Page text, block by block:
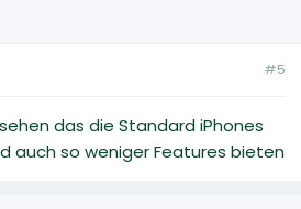
#5
das die Standard iPhones
auch so weniger Features bieten